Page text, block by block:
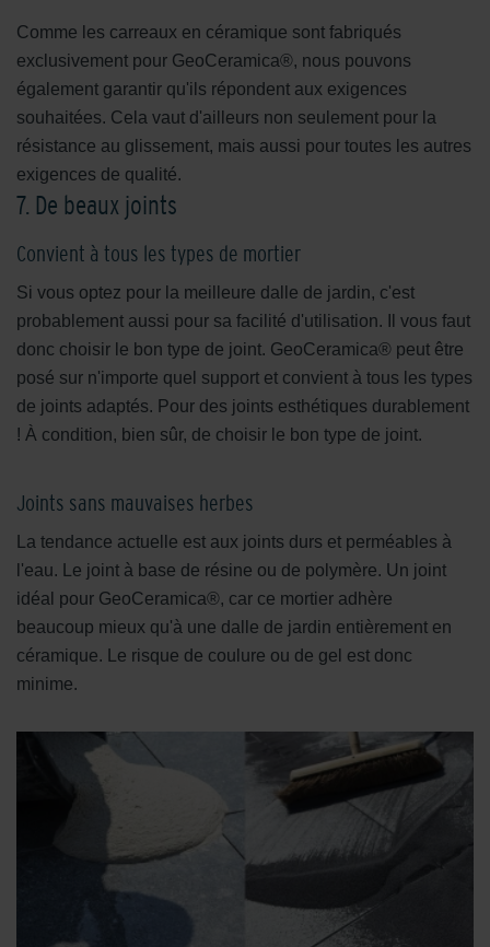
Comme les carreaux en céramique sont fabriqués
exclusivement pour GeoCeramica®, nous pouvons
également garantir qu'ils répondent aux exigences
souhaitées. Cela vaut d'ailleurs non seulement pour la
résistance au glissement, mais aussi pour toutes les autres
exigences de qualité.
7. De beaux joints
Convient à tous les types de mortier
Si vous optez pour la meilleure dalle de jardin, c'est
probablement aussi pour sa facilité d'utilisation. Il vous faut
donc choisir le bon type de joint. GeoCeramica® peut être
posé sur n'importe quel support et convient à tous les types
de joints adaptés. Pour des joints esthétiques durablement
! À condition, bien sûr, de choisir le bon type de joint.
Joints sans mauvaises herbes
La tendance actuelle est aux joints durs et perméables à
l'eau. Le joint à base de résine ou de polymère. Un joint
idéal pour GeoCeramica®, car ce mortier adhère
beaucoup mieux qu'à une dalle de jardin entièrement en
céramique. Le risque de coulure ou de gel est donc
minime.